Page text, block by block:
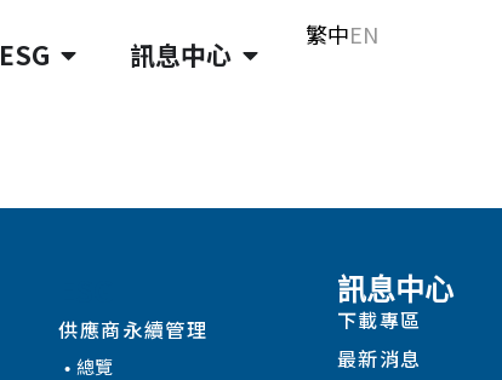
ESG 訊息中心
繁中EN
供應商永續管理
總覽
訊息中心
下載專區
最新消息